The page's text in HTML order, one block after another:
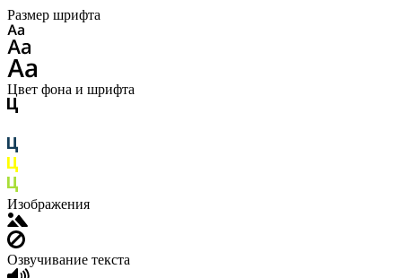
Размер шрифта
Цвет фона и шрифта
Изображения
Озвучивание текста